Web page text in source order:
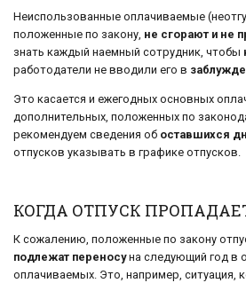
Неиспользованные оплачиваемые
положенные по закону, не сгорают и не
знать каждый наемный сотрудник, чтобы
работодатели не вводили его в
Это касается и ежегодных основных
дополнительных, положенных по
рекомендуем сведения об оставшихся
отпусков указывать в графике отпусков.
КОГДА ОТПУСК
К сожалению, положенные по закону
подлежат переносуна следующий год в
оплачиваемых. Это, например, ситуация,